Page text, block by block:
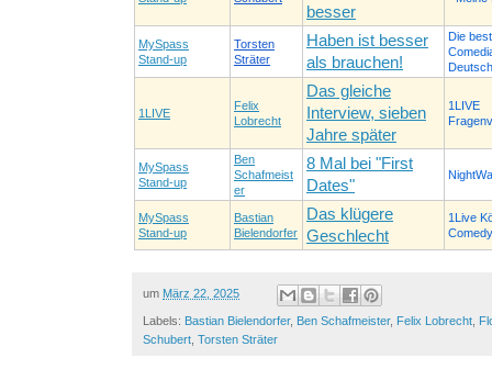
besser
MySpass
Stand-up
Torsten
Sträter
Haben ist besser
als brauchen!
Die
1LIVE
Felix
Lobrecht
Das gleiche
Interview, sieben
Jahre später
1LIVE
MySpass
Stand-up
Ben
Schafmeist
er
8 Mal bei "First
Dates"
MySpass
Stand-up
Bastian
Bielendorfer
Das klügere
Geschlecht
1Live
Comedy
um März 22, 2025
Labels: Bastian Bielendorfer, Ben Schafmeister, Felix Lobrecht
Schubert Torsten Sträter